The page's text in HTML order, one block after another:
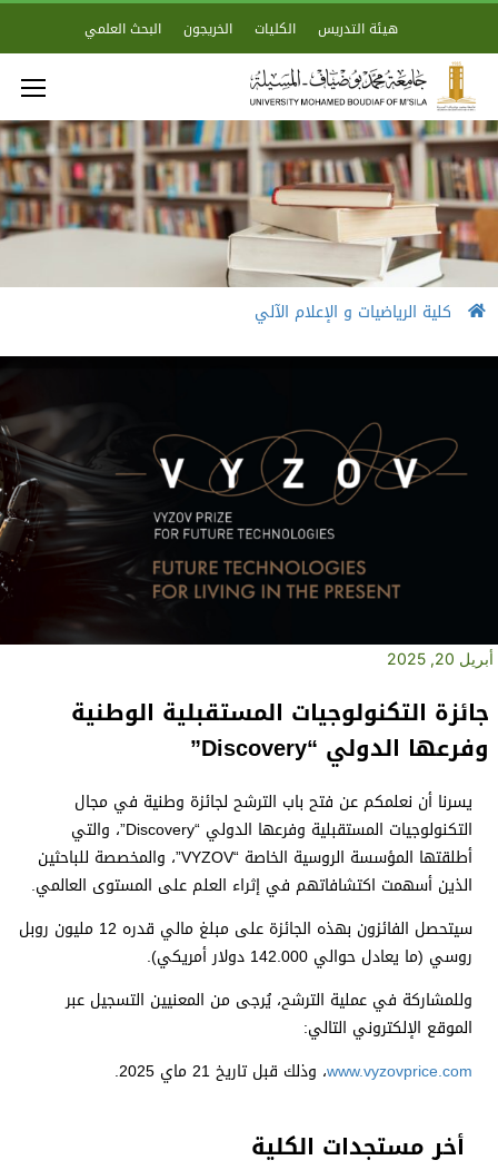
هيئة التدريس الكليات الخريجون البحث العلمي
كلية الرياضيات و الإعلام الآلي
أخر مستجدات الكلية
أبريل 20, 2025
جائزة التكنولوجيات المستقبلية الوطنية
وفرعها الدولي “Discovery”
يسرنا أن نعلمكم عن فتح باب الترشح لجائزة وطنية في مجال
التكنولوجيات المستقبلية وفرعها الدولي “Discovery”، والتي
أطلقتها المؤسسة الروسية الخاصة “VYZOV”، والمخصصة للباحثين
الذين أسهمت اكتشافاتهم في إثراء العلم على المستوى العالمي.
سيتحصل الفائزون بهذه الجائزة على مبلغ مالي قدره 12 مليون روبل
روسي (ما يعادل حوالي 142.000 دولار أمريكي).
وللمشاركة في عملية الترشح، يُرجى من المعنيين التسجيل عبر
الموقع الإلكتروني التالي:
www.vyzovprice.com، وذلك قبل تاريخ 21 ماي 2025.